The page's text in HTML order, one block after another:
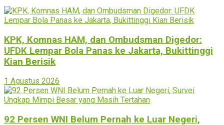
KPK, Komnas HAM, dan Ombudsman Digedor:
UFDK Lempar Bola Panas ke Jakarta, Bukittinggi
Kian Berisik
1 Agustus 2026
92 Persen WNI Belum Pernah ke Luar Negeri,